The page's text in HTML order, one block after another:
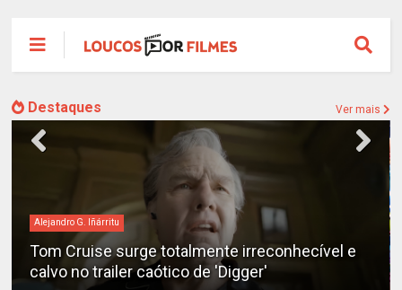
Destaques Ver mais
Alejandro G. Iñárritu
Tom Cruise surge totalmente irreconhecível e
calvo no trailer caótico de 'Digger'